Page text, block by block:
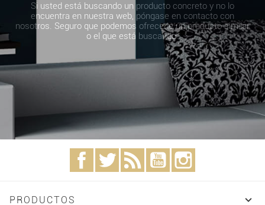
Si usted está buscando un producto concreto y no lo
encuentra en nuestra web, póngase en contacto con
nosotros. Seguro que podemos ofrecerle un producto similar
o el que está buscando.
FacebookTwitter Rss YouTube
PRODUCTOS 